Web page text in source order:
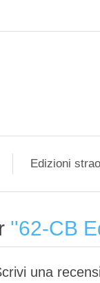
Edizioni
62-CB
una